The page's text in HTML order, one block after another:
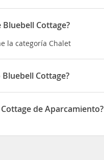
Cottage?
la categoría Chalet
Cottage?
situado en Kilmore Quay
de Aparcamiento?